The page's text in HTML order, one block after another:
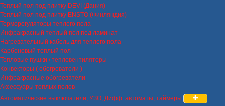
Теплый пол под плитку DEVI (Дания)
Теплый пол под плитку ENSTO (Финляндия)
Терморегуляторы теплого пола
Инфракрасный теплый пол под ламинат
Нагревательный кабель для теплого пола
Карбоновый теплый пол
Тепловые пушки / тепловентиляторы
Конвекторы ( обогреватели )
Инфракрасные обогреватели
Аксессуары теплых полов
Автоматические выключатели, УЗО, Дифф. автоматы, таймеры